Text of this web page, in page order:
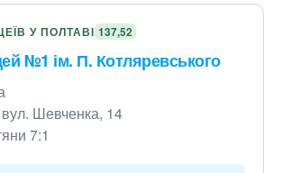
У ПОЛТАВІ 137,52
№1 ім. П. Котляревського
Шевченка, 14
7:1